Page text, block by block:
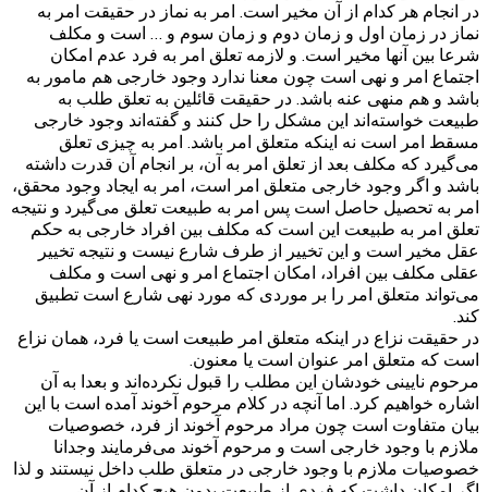
در انجام هر کدام از آن مخیر است. امر به نماز در حقیقت امر به
نماز در زمان اول و زمان دوم و زمان سوم و … است و مکلف
شرعا بین آنها مخیر است. و لازمه تعلق امر به فرد عدم امکان
اجتماع امر و نهی است چون معنا ندارد وجود خارجی هم مامور به
باشد و هم منهی عنه باشد. در حقیقت قائلین به تعلق طلب به
طبیعت خواسته‌اند این مشکل را حل کنند و گفته‌اند وجود خارجی
مسقط امر است نه اینکه متعلق امر باشد. امر به چیزی تعلق
می‌گیرد که مکلف بعد از تعلق امر به آن، بر انجام آن قدرت داشته
باشد و اگر وجود خارجی متعلق امر است، امر به ایجاد وجود محقق،
امر به تحصیل حاصل است پس امر به طبیعت تعلق می‌گیرد و نتیجه
تعلق امر به طبیعت این است که مکلف بین افراد خارجی به حکم
عقل مخیر است و این تخییر از طرف شارع نیست و نتیجه تخییر
عقلی مکلف بین افراد، امکان اجتماع امر و نهی است و مکلف
می‌تواند متعلق امر را بر موردی که مورد نهی شارع است تطبیق
کند.
در حقیقت نزاع در اینکه متعلق امر طبیعت است یا فرد، همان نزاع
است که متعلق امر عنوان است یا معنون.
مرحوم نایینی خودشان این مطلب را قبول نکرده‌اند و بعدا به آن
اشاره خواهیم کرد. اما آنچه در کلام مرحوم آخوند آمده است با این
بیان متفاوت است چون مراد مرحوم آخوند از فرد، خصوصیات
ملازم با وجود خارجی است و مرحوم آخوند می‌فرمایند وجدانا
خصوصیات ملازم با وجود خارجی در متعلق طلب داخل نیستند و لذا